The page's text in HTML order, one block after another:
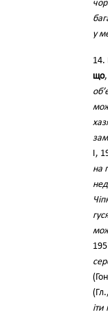
у
14.
що,
І,
на